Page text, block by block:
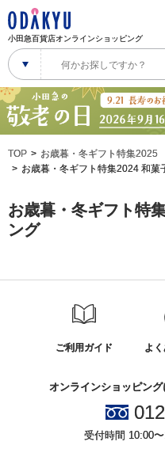
小田急百貨店オンラインショッピング
TOP
お歳暮・冬ギフト特集2025
お歳暮・冬ギフト特集2024 和菓
お歳暮・冬ギフト特
ング
ご利用ガイド よ
オンラインショッピン
受付時間 10:00〜